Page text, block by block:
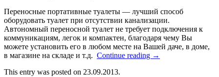
Переносные портативные туалеты — лучший способ
оборудовать туалет при отсутствии канализации.
Автономный переносной туалет не требует подключения к
коммуникациям, легок и компактен, благодаря чему Вы
можете установить его в любом месте на Вашей даче, в доме,
в магазине на складе и т.д. Continue reading →
This entry was posted on 23.09.2013.